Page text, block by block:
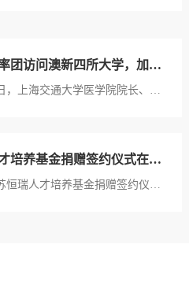
范先群院长率团访问澳新四所大学，加强医学教育与科研国...
9月23日至27日，上海交通大学医学院院长、中国工程院院士范先群率团出访澳大利亚和新西兰，访问悉尼大学...
江苏恒瑞人才培养基金捐赠签约仪式在上交医举行
9月10日，江苏恒瑞人才培养基金捐赠签约仪式在上海交通大学医学院科教楼816会议室举行。江苏恒瑞医药股...